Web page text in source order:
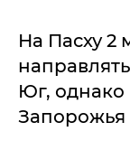
На Пасху 2
Юг, однако